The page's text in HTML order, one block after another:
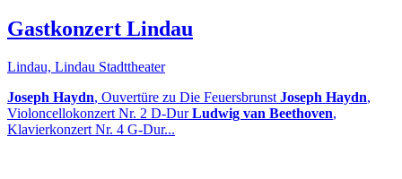
Gastkonzert Lindau
Lindau, Lindau Stadttheater
Joseph Haydn, Ouvertüre zu Die Feuersbrunst Joseph Haydn,
Violoncellokonzert Nr. 2 D-DurLudwig van Beethoven,
Klavierkonzert Nr. 4 G-Dur...